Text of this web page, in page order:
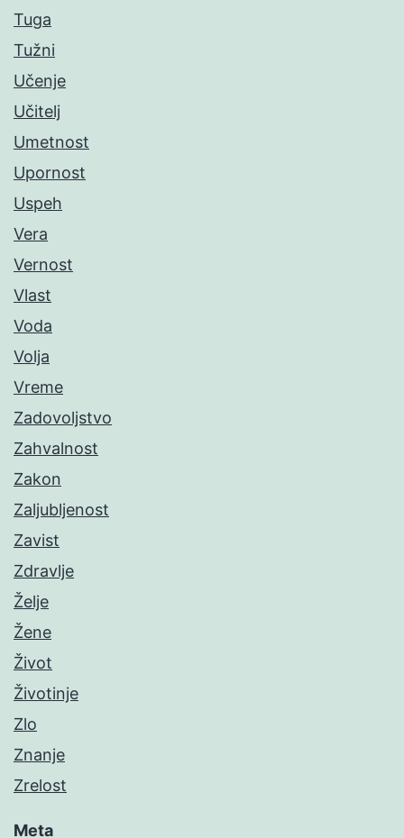
Tuga
Tužni
Učenje
Učitelj
Umetnost
Upornost
Uspeh
Vera
Vernost
Vlast
Voda
Volja
Vreme
Zadovoljstvo
Zahvalnost
Zakon
Zaljubljenost
Zavist
Zdravlje
Želje
Žene
Život
Životinje
Zlo
Znanje
Zrelost
Meta